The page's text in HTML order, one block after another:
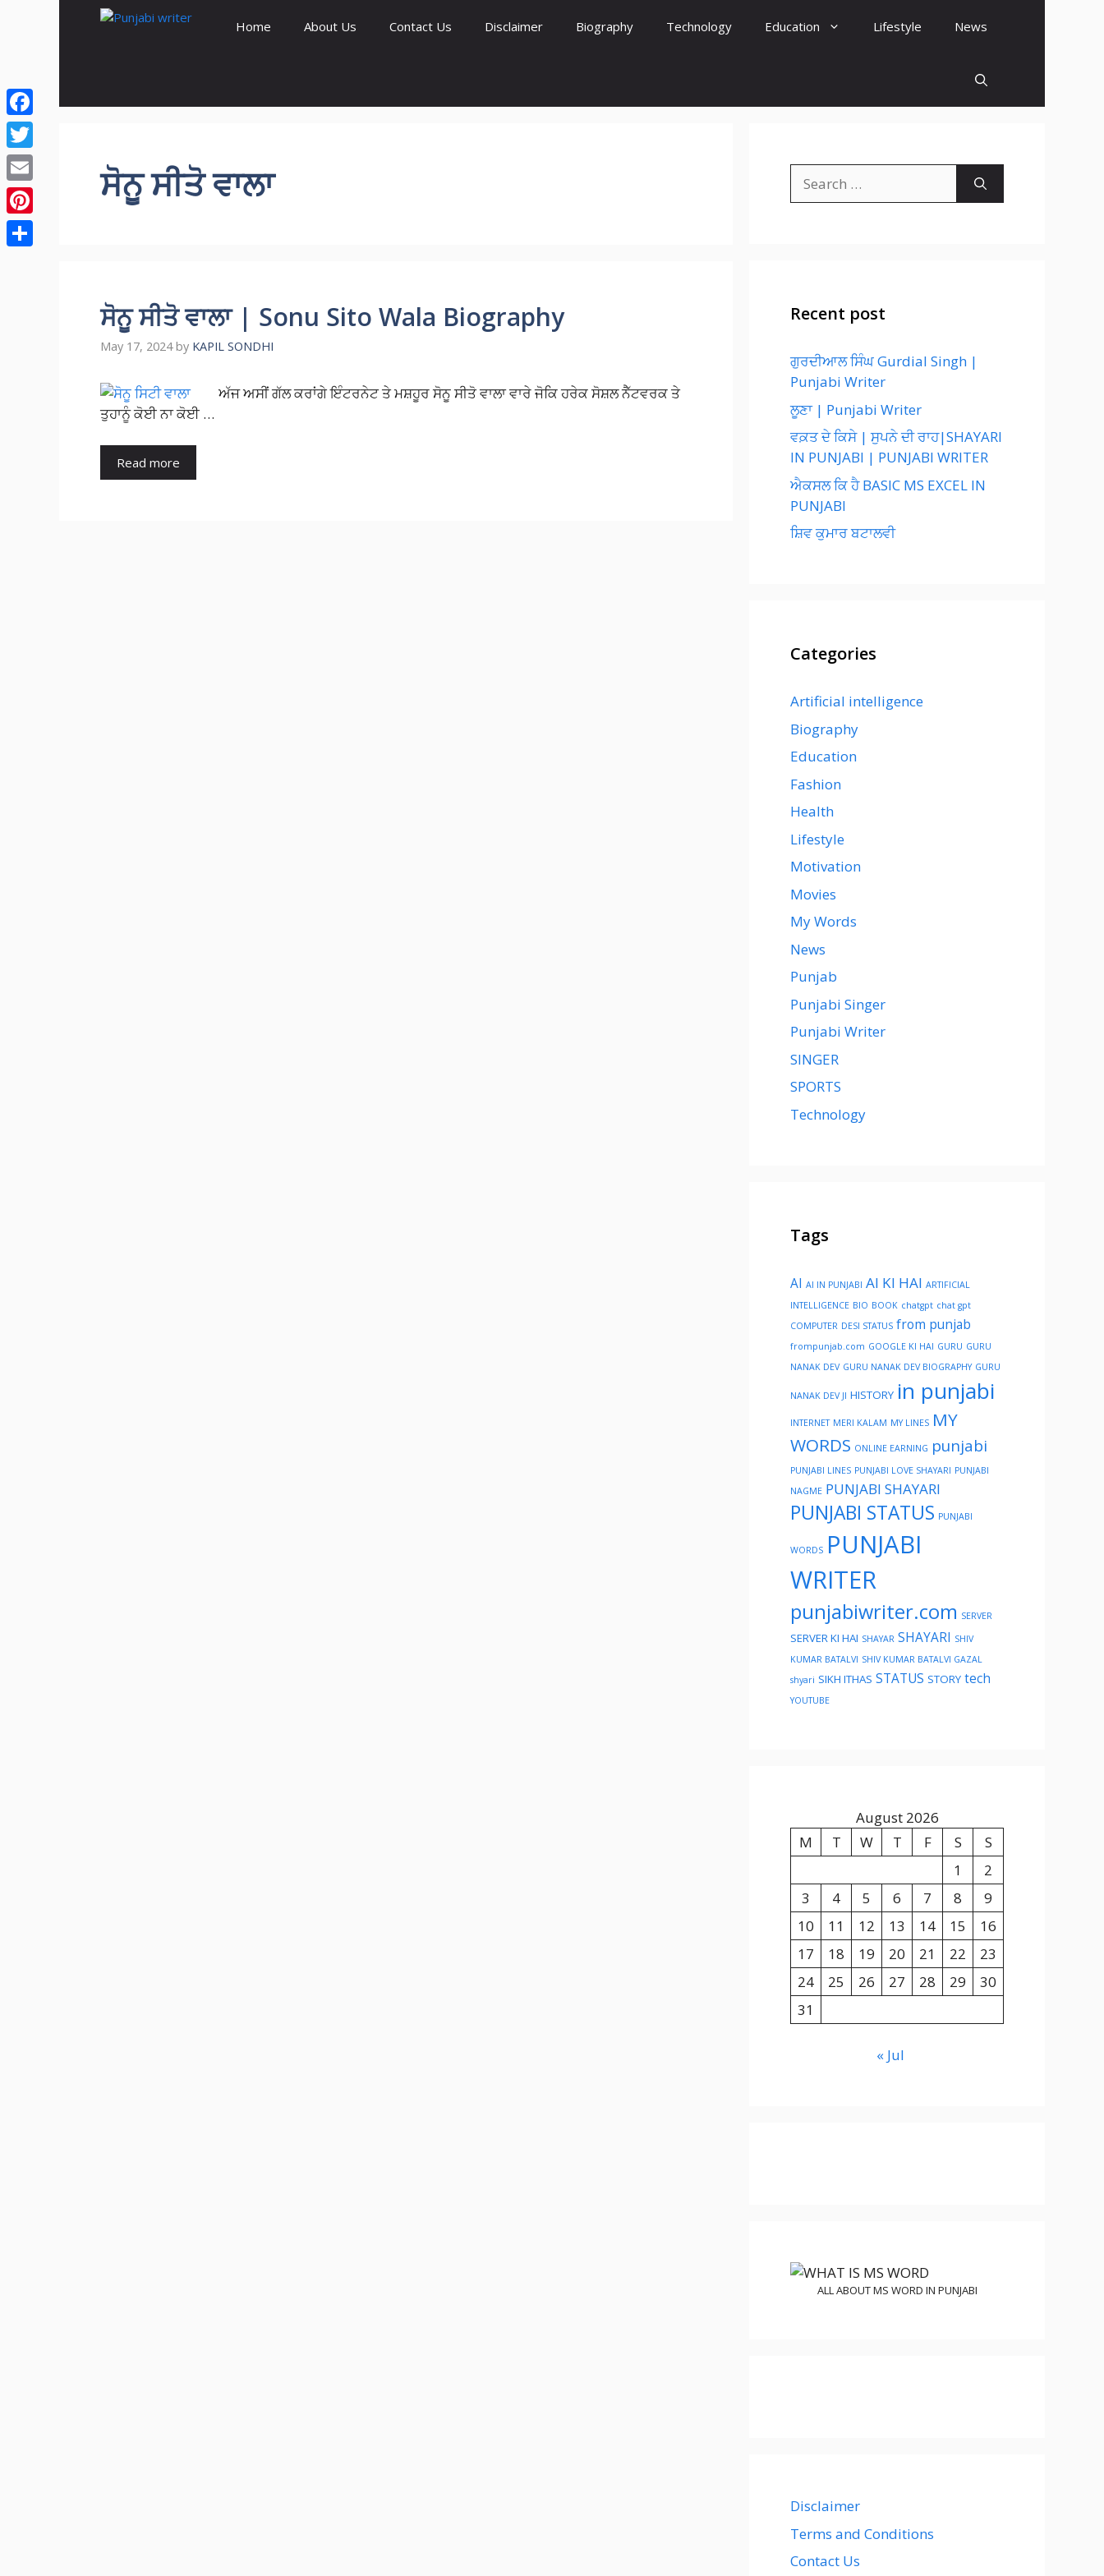
Home About Us Contact Us Disclaimer Biography Technology Education Lifestyle News
ਸੋਨੂ ਸੀਤੋ ਵਾਲਾ
ਸੋਨੂ ਸੀਤੋ ਵਾਲਾ | Sonu Sito Wala Biography
May 17, 2024 by KAPIL SONDHI
ਅੱਜ ਅਸੀਂ ਗੱਲ ਕਰਾਂਗੇ ਇੰਟਰਨੇਟ ਤੇ ਮਸ਼ਹੂਰ ਸੋਨੂ ਸੀਤੋ ਵਾਲਾ ਵਾਰੇ ਜੋਕਿ ਹਰੇਕ ਸੋਸ਼ਲ ਨੈੱਟਵਰਕ ਤੇ
ਤੁਹਾਨੂੰ ਕੋਈ ਨਾ ਕੋਈ …
Read more
for:
Recent post
ਗੁਰਦੀਆਲ ਸਿੰਘ Gurdial Singh |
Punjabi Writer
ਲੂਣਾ | Punjabi Writer
ਵਕ਼ਤ ਦੇ ਕਿਸੇ | ਸੁਪਨੇ ਦੀ ਰਾਹ|SHAYARI
IN PUNJABI | PUNJABI WRITER
ਐਕਸਲ ਕਿ ਹੈ BASIC MS EXCEL IN
PUNJABI
ਸ਼ਿਵ ਕੁਮਾਰ ਬਟਾਲਵੀ
Categories
Artificial intelligence
Biography
Education
Fashion
Health
Lifestyle
Motivation
Movies
My Words
News
Punjab
Punjabi Singer
Punjabi Writer
SINGER
SPORTS
Technology
Tags
AI AI IN PUNJABI AI KI HAI ARTIFICIAL
INTELLIGENCE BIO BOOK chatgpt chat gpt
COMPUTER DESI STATUS from punjab
frompunjab.com GOOGLE KI HAI GURU GURU
NANAK DEV GURU NANAK DEV BIOGRAPHY GURU
NANAK DEV JI HISTORY in punjabi
INTERNET MERI KALAM MY LINES MY
WORDS ONLINE EARNING punjabi
PUNJABI LINES PUNJABI LOVE SHAYARI PUNJABI
NAGME PUNJABI SHAYARI
PUNJABI STATUS PUNJABI
WORDS PUNJABI
WRITER
punjabiwriter.com SERVER
SERVER KI HAI SHAYAR SHAYARI SHIV
KUMAR BATALVI SHIV KUMAR BATALVI GAZAL
shyari SIKH ITHAS STATUS STORY tech
YOUTUBE
August 2026
M
T W T F S
S
1
2
3
4 5 6 7 8
9
10
11 12 13 14 15
16
17
18 19 20 21 22
23
24
25 26 27 28 29
30
31
« Jul
ALL ABOUT MS WORD IN PUNJABI
Disclaimer
Terms and Conditions
Contact Us
Facebook
Twitter
Email
Pinterest